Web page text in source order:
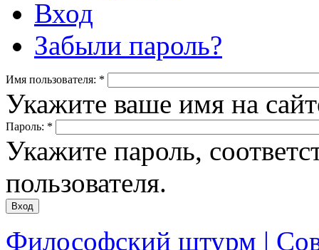
Вход
Забыли пароль?
Имя пользователя: *
Укажите ваше имя на
Пароль: *
Укажите пароль,
пользователя.
Философский штурм |